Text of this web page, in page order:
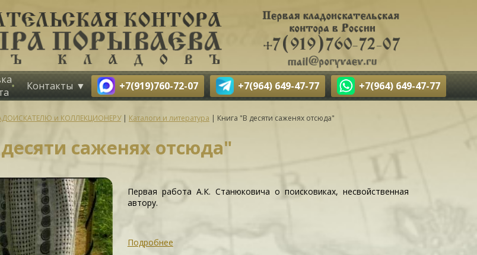
Контакты +7(919)760-72-07 +7(964) 649-47-77 +7(964) 649-47-77
и КОЛЛЕКЦИОНЕРУ | Каталоги и литература | Книга "В десяти саженях отсюда"
саженях отсюда"
Первая работа А.К. Станюковича о поисковиках, несвойственная
автору.
Подробнее